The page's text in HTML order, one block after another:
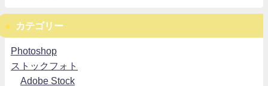
カテゴリー
Photoshop
ストックフォト
Adobe Stock